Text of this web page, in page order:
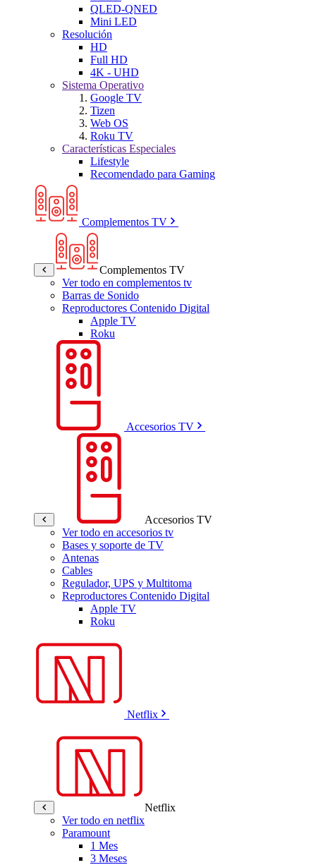
QLED-QNED
Mini LED
Resolución
HD
Full HD
4K - UHD
Sistema Operativo
Google TV
Tizen
Web OS
Roku TV
Características Especiales
Lifestyle
Recomendado para Gaming
Complementos TV
Complementos TV
Ver todo en complementos tv
Barras de Sonido
Reproductores Contenido Digital
Apple TV
Roku
Accesorios TV
Accesorios TV
Ver todo en accesorios tv
Bases y soporte de TV
Antenas
Cables
Regulador, UPS y Multitoma
Reproductores Contenido Digital
Apple TV
Roku
Netflix
Netflix
Ver todo en netflix
Paramount
1 Mes
3 Meses